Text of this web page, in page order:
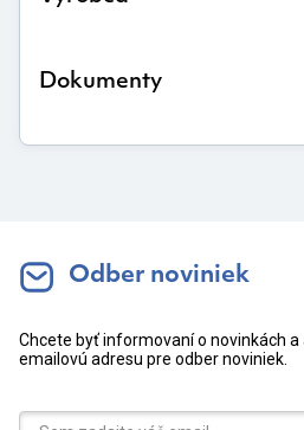
Dokumenty
Odber noviniek
Chcete byť informovaní o novinkách a
emailovú adresu pre odber noviniek.